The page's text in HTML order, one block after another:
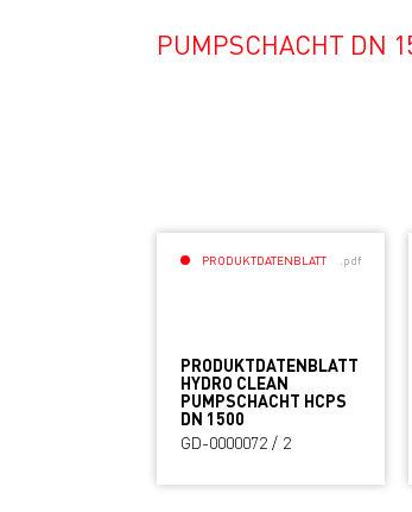
PUMPSCHACHT DN
PRODUKTDATENBLATT .pdf
PRODUKTDATENBLATT
HYDRO CLEAN
PUMPSCHACHT HCPS
DN 1500
GD-0000072 / 2